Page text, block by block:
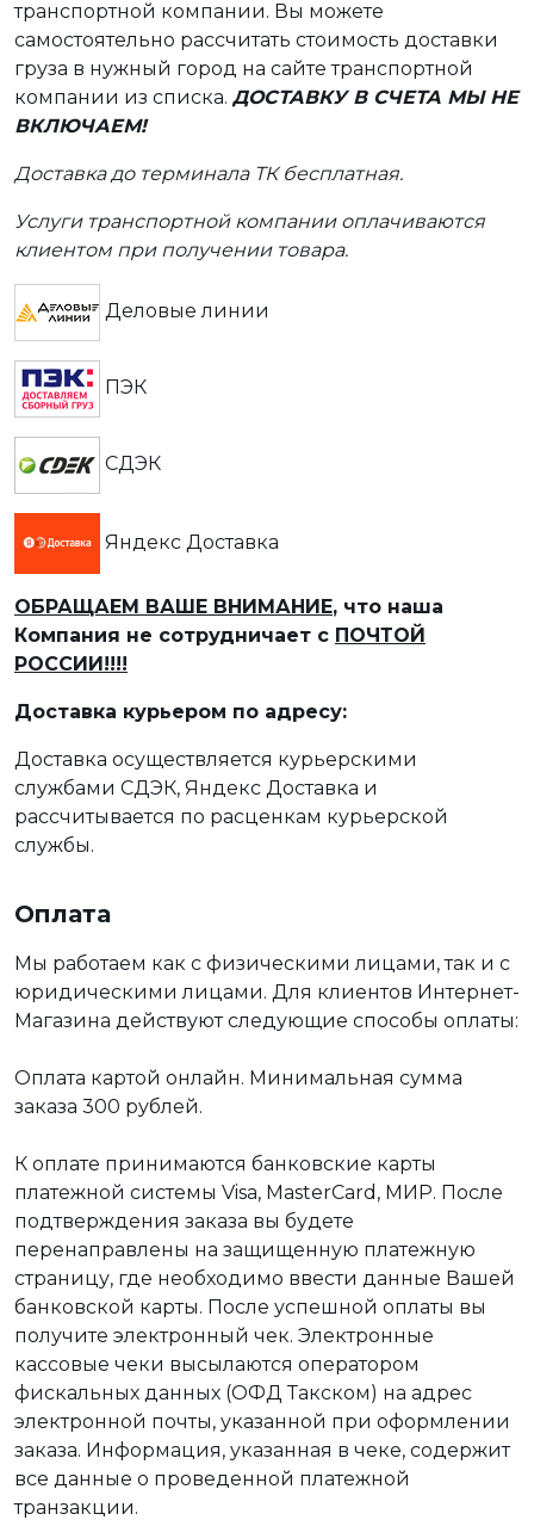
транспортной компании. Вы можете
самостоятельно рассчитать стоимость доставки
груза в нужный город на сайте транспортной
компании из списка. ДОСТАВКУ В СЧЕТА МЫ НЕ
ВКЛЮЧАЕМ!
Доставка до терминала ТК бесплатная.
Услуги транспортной компании оплачиваются
клиентом при получении товара.
Деловые линии
ПЭК
СДЭК
Яндекс Доставка
ОБРАЩАЕМ ВАШЕ ВНИМАНИЕ, что наша
Компания не сотрудничает с ПОЧТОЙ
РОССИИ!!!!
Доставка курьером по адресу:
Доставка осуществляется курьерскими
службами СДЭК, Яндекс Доставка и
рассчитывается по расценкам курьерской
службы.
Оплата
Мы работаем как с физическими лицами, так и с
юридическими лицами. Для клиентов Интернет-
Магазина действуют следующие способы оплаты:
Оплата картой онлайн. Минимальная сумма
заказа 300 рублей.
К оплате принимаются банковские карты
платежной системы Visa, MasterCard, МИР. После
подтверждения заказа вы будете
перенаправлены на защищенную платежную
страницу, где необходимо ввести данные Вашей
банковской карты. После успешной оплаты вы
получите электронный чек. Электронные
кассовые чеки высылаются оператором
фискальных данных (ОФД Такском) на адрес
электронной почты, указанной при оформлении
заказа. Информация, указанная в чеке, содержит
все данные о проведенной платежной
транзакции.